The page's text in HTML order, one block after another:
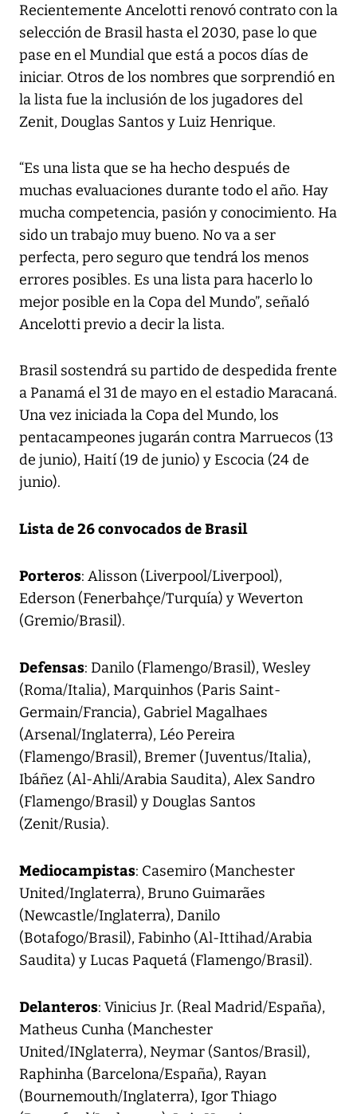
Recientemente Ancelotti renovó contrato con la
selección de Brasil hasta el 2030, pase lo que
pase en el Mundial que está a pocos días de
iniciar. Otros de los nombres que sorprendió en
la lista fue la inclusión de los jugadores del
Zenit, Douglas Santos y Luiz Henrique.
“Es una lista que se ha hecho después de
muchas evaluaciones durante todo el año. Hay
mucha competencia, pasión y conocimiento. Ha
sido un trabajo muy bueno. No va a ser
perfecta, pero seguro que tendrá los menos
errores posibles. Es una lista para hacerlo lo
mejor posible en la Copa del Mundo”, señaló
Ancelotti previo a decir la lista.
Brasil sostendrá su partido de despedida frente
a Panamá el 31 de mayo en el estadio Maracaná.
Una vez iniciada la Copa del Mundo, los
pentacampeones jugarán contra Marruecos (13
de junio), Haití (19 de junio) y Escocia (24 de
junio).
Lista de 26 convocados de Brasil
Porteros: Alisson (Liverpool/Liverpool),
Ederson (Fenerbahçe/Turquía) y Weverton
(Gremio/Brasil).
Defensas: Danilo (Flamengo/Brasil), Wesley
(Roma/Italia), Marquinhos (Paris Saint-
Germain/Francia), Gabriel Magalhaes
(Arsenal/Inglaterra), Léo Pereira
(Flamengo/Brasil), Bremer (Juventus/Italia),
Ibáñez (Al-Ahli/Arabia Saudita), Alex Sandro
(Flamengo/Brasil) y Douglas Santos
(Zenit/Rusia).
Mediocampistas: Casemiro (Manchester
United/Inglaterra), Bruno Guimarães
(Newcastle/Inglaterra), Danilo
(Botafogo/Brasil), Fabinho (Al-Ittihad/Arabia
Saudita) y Lucas Paquetá (Flamengo/Brasil).
Delanteros: Vinicius Jr. (Real Madrid/España),
Matheus Cunha (Manchester
United/INglaterra), Neymar (Santos/Brasil),
Raphinha (Barcelona/España), Rayan
(Bournemouth/Inglaterra), Igor Thiago